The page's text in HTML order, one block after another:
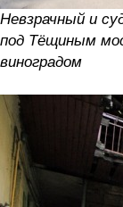
Невзрачный и
под Тёщиным
виноградом